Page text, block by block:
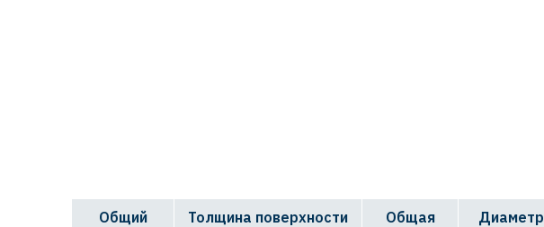
Общий
Толщина поверхности
Общая
Диаметр